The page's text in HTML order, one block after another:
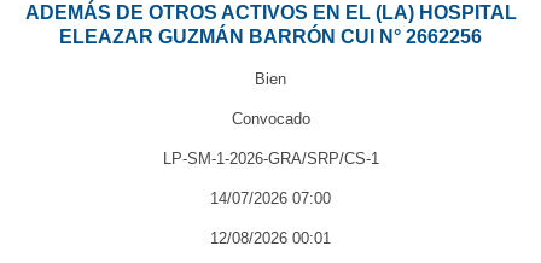
ADEMÁS DE OTROS ACTIVOS EN EL (LA) HOSPITAL
ELEAZAR GUZMÁN BARRÓN CUI N° 2662256
Bien
Convocado
LP-SM-1-2026-GRA/SRP/CS-1
14/07/2026 07:00
12/08/2026 00:01